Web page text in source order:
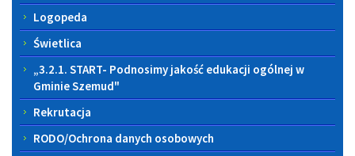
Logopeda
Świetlica
„3.2.1. START- Podnosimy jakość edukacji ogólnej w
Gminie Szemud"
Rekrutacja
RODO/Ochrona danych osobowych